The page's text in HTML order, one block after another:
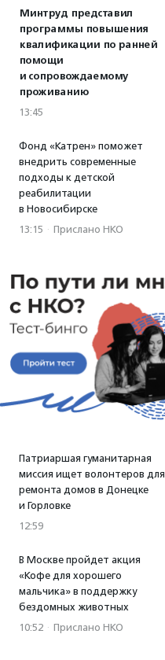
Минтруд представил
программы повышения
квалификации по ранней
помощи
и сопровождаемому
проживанию
13:45
Фонд «Катрен» поможет
внедрить современные
подходы к детской
реабилитации
в Новосибирске
13:15 · Прислано НКО
Патриаршая гуманитарная
миссия ищет волонтеров для
ремонта домов в Донецке
и Горловке
12:59
В Москве пройдет акция
«Кофе для хорошего
мальчика» в поддержку
бездомных животных
10:52 · Прислано НКО